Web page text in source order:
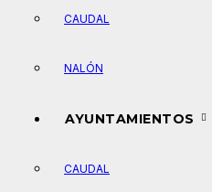
CAUDAL
NALÓN
AYUNTAMIENTOS
CAUDAL